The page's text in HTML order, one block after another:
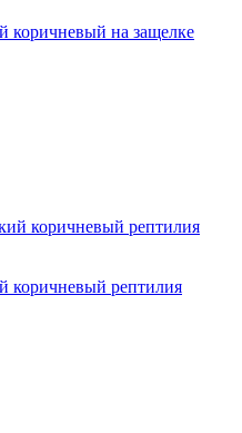
коричневый на защелке
коричневый рептилия